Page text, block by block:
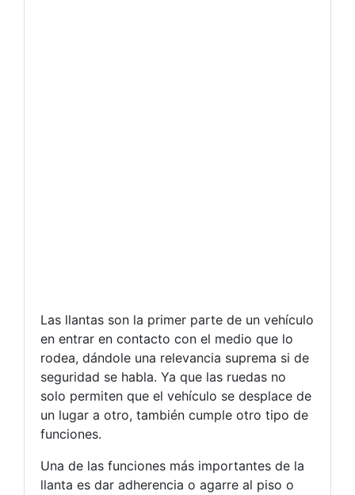
Las llantas son la primer parte de un vehículo
en entrar en contacto con el medio que lo
rodea, dándole una relevancia suprema si de
seguridad se habla. Ya que las ruedas no
solo permiten que el vehículo se desplace de
un lugar a otro, también cumple otro tipo de
funciones.
Una de las funciones más importantes de la
llanta es dar adherencia o agarre al piso o